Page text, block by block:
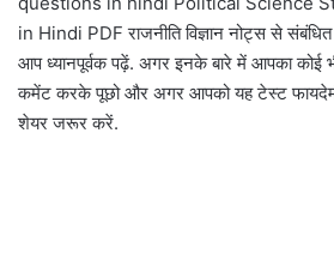
in Hindi PDF राजनीति विज्ञान नोट्स से
आप ध्यानपूर्वक पढ़ें. अगर इनके बारे में आपका कोई
कमेंट करके पूछो और अगर आपको यह टेस्ट
शेयर जरूर करें.